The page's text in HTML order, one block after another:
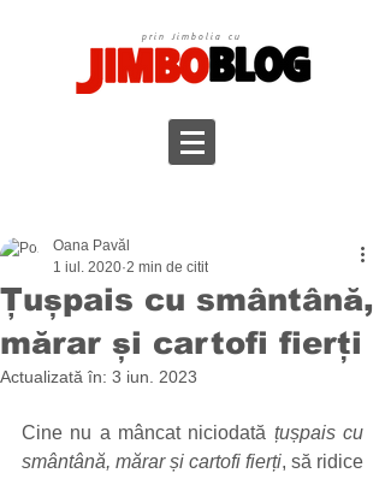
prin Jimbolia cu
Țușpais cu smântână,
mărar și cartofi fierți
Oana Pavăl
1 iul. 2020 2 min de citit
Actualizată în: 3 iun. 2023
Cine nu a mâncat niciodată țușpais cu
smântână, mărar și cartofi fierți, să ridice